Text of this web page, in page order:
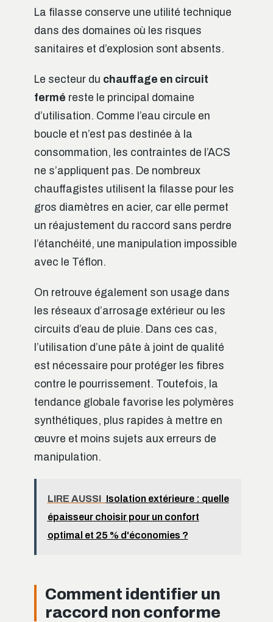
La filasse conserve une utilité technique
dans des domaines où les risques
sanitaires et d’explosion sont absents.
Le secteur du chauffage en circuit
fermé reste le principal domaine
d’utilisation. Comme l’eau circule en
boucle et n’est pas destinée à la
consommation, les contraintes de l’ACS
ne s’appliquent pas. De nombreux
chauffagistes utilisent la filasse pour les
gros diamètres en acier, car elle permet
un réajustement du raccord sans perdre
l’étanchéité, une manipulation impossible
avec le Téflon.
On retrouve également son usage dans
les réseaux d’arrosage extérieur ou les
circuits d’eau de pluie. Dans ces cas,
l’utilisation d’une pâte à joint de qualité
est nécessaire pour protéger les fibres
contre le pourrissement. Toutefois, la
tendance globale favorise les polymères
synthétiques, plus rapides à mettre en
œuvre et moins sujets aux erreurs de
manipulation.
LIRE AUSSI Isolation extérieure : quelle
épaisseur choisir pour un confort
optimal et 25 % d'économies ?
Comment identifier un
raccord non conforme